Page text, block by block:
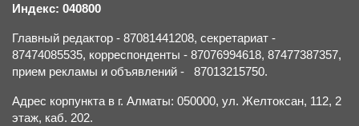
Индекс: 040800
Главный редактор - 87081441208, секретариат -
87474085535, корреспонденты - 87076994618, 87477387357,
прием рекламы и объявлений - 87013215750.
Адрес корпункта в г. Алматы: 050000, ул. Желтоксан, 112, 2
этаж, каб. 202.